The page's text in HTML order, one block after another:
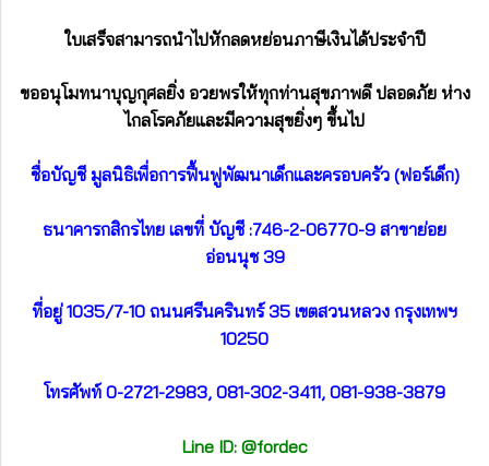
ใบเสร็จสามารถนำไปหักลดหย่อนภาษีเงินได้ประจำปี
ขออนุโมทนาบุญกุศลยิ่ง อวยพรให้ทุกท่านสุขภาพดี ปลอดภัย ห่าง
ไกลโรคภัยและมีความสุขยิ่งๆ ขึ้นไป
ชื่อบัญชี มูลนิธิเพื่อการฟื้นฟูพัฒนาเด็กและครอบครัว (ฟอร์เด็ก)
ธนาคารกสิกรไทย เลขที่ บัญชี :746-2-06770-9 สาขาย่อย
อ่อนนุช 39
ที่อยู่ 1035/7-10 ถนนศรีนครินทร์ 35 เขตสวนหลวง กรุงเทพฯ
10250
โทรศัพท์ 0-2721-2983, 081-302-3411, 081-938-3879
Line ID: @fordec